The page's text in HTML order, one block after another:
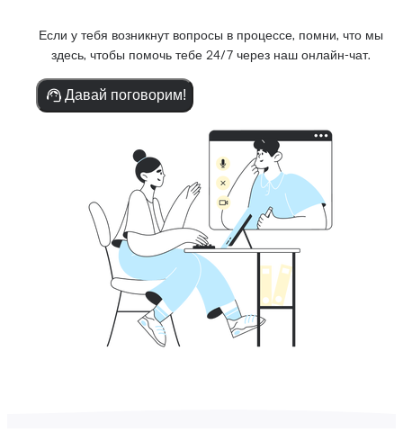
Если у тебя возникнут вопросы в процессе, помни, что мы
здесь, чтобы помочь тебе 24/7 через наш онлайн-чат.
Давай поговорим!